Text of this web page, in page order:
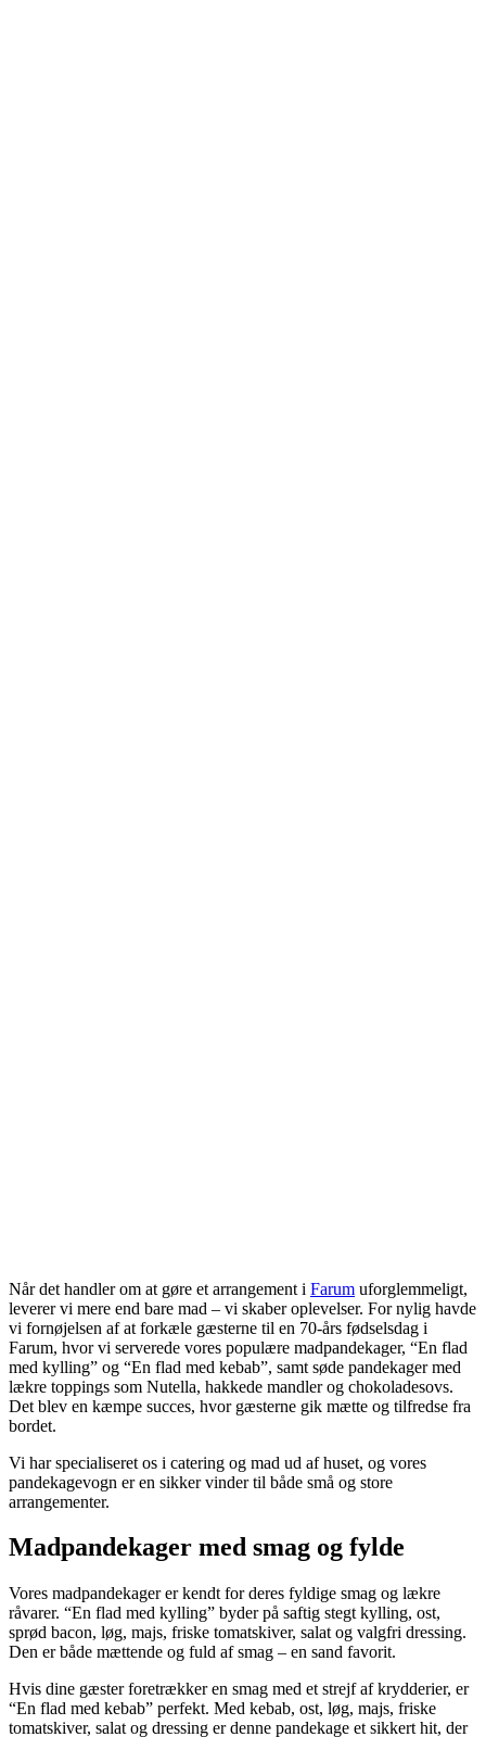
Når det handler om at gøre et arrangement i Farum uforglemmeligt,
leverer vi mere end bare mad – vi skaber oplevelser. For nylig havde
vi fornøjelsen af at forkæle gæsterne til en 70-års fødselsdag i
Farum, hvor vi serverede vores populære madpandekager, “En flad
med kylling” og “En flad med kebab”, samt søde pandekager med
lækre toppings som Nutella, hakkede mandler og chokoladesovs.
Det blev en kæmpe succes, hvor gæsterne gik mætte og tilfredse fra
bordet.
Vi har specialiseret os i catering og mad ud af huset, og vores
pandekagevogn er en sikker vinder til både små og store
arrangementer.
Madpandekager med smag og fylde
Vores madpandekager er kendt for deres fyldige smag og lækre
råvarer. “En flad med kylling” byder på saftig stegt kylling, ost,
sprød bacon, løg, majs, friske tomatskiver, salat og valgfri dressing.
Den er både mættende og fuld af smag – en sand favorit.
Hvis dine gæster foretrækker en smag med et strejf af krydderier, er
“En flad med kebab” perfekt. Med kebab, ost, løg, majs, friske
tomatskiver, salat og dressing er denne pandekage et sikkert hit, der